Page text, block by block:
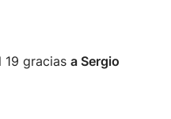
gracias a Sergio